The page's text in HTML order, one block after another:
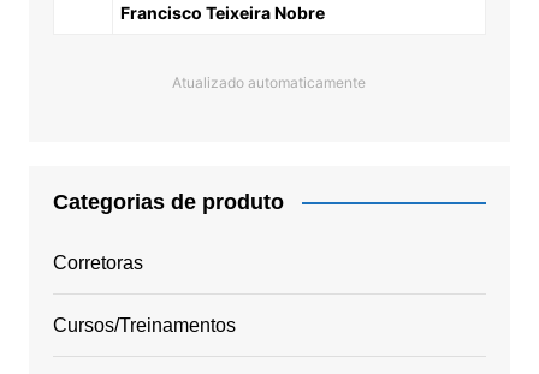
Francisco Teixeira Nobre
Atualizado automaticamente
Categorias de produto
Corretoras
Cursos/Treinamentos